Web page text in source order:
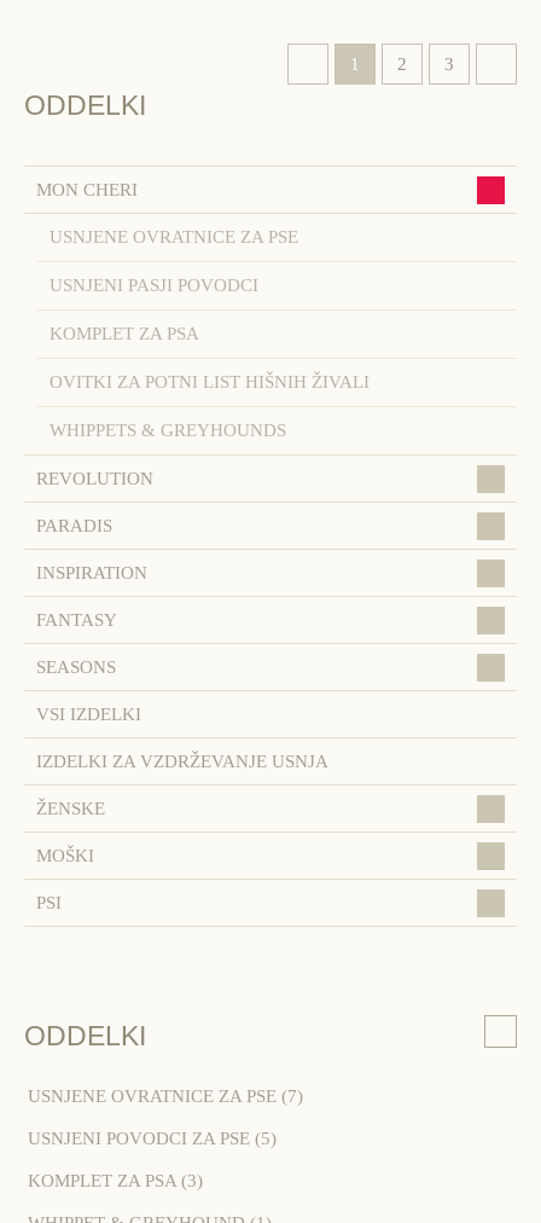
1 2 3
ODDELKI
MON CHERI
USNJENE OVRATNICE ZA PSE
USNJENI PASJI POVODCI
KOMPLET ZA PSA
OVITKI ZA POTNI LIST HIŠNIH ŽIVALI
WHIPPETS & GREYHOUNDS
REVOLUTION
PARADIS
INSPIRATION
FANTASY
SEASONS
VSI IZDELKI
IZDELKI ZA VZDRŽEVANJE USNJA
ŽENSKE
MOŠKI
PSI
ODDELKI
USNJENE OVRATNICE ZA PSE (7)
USNJENI POVODCI ZA PSE (5)
KOMPLET ZA PSA (3)